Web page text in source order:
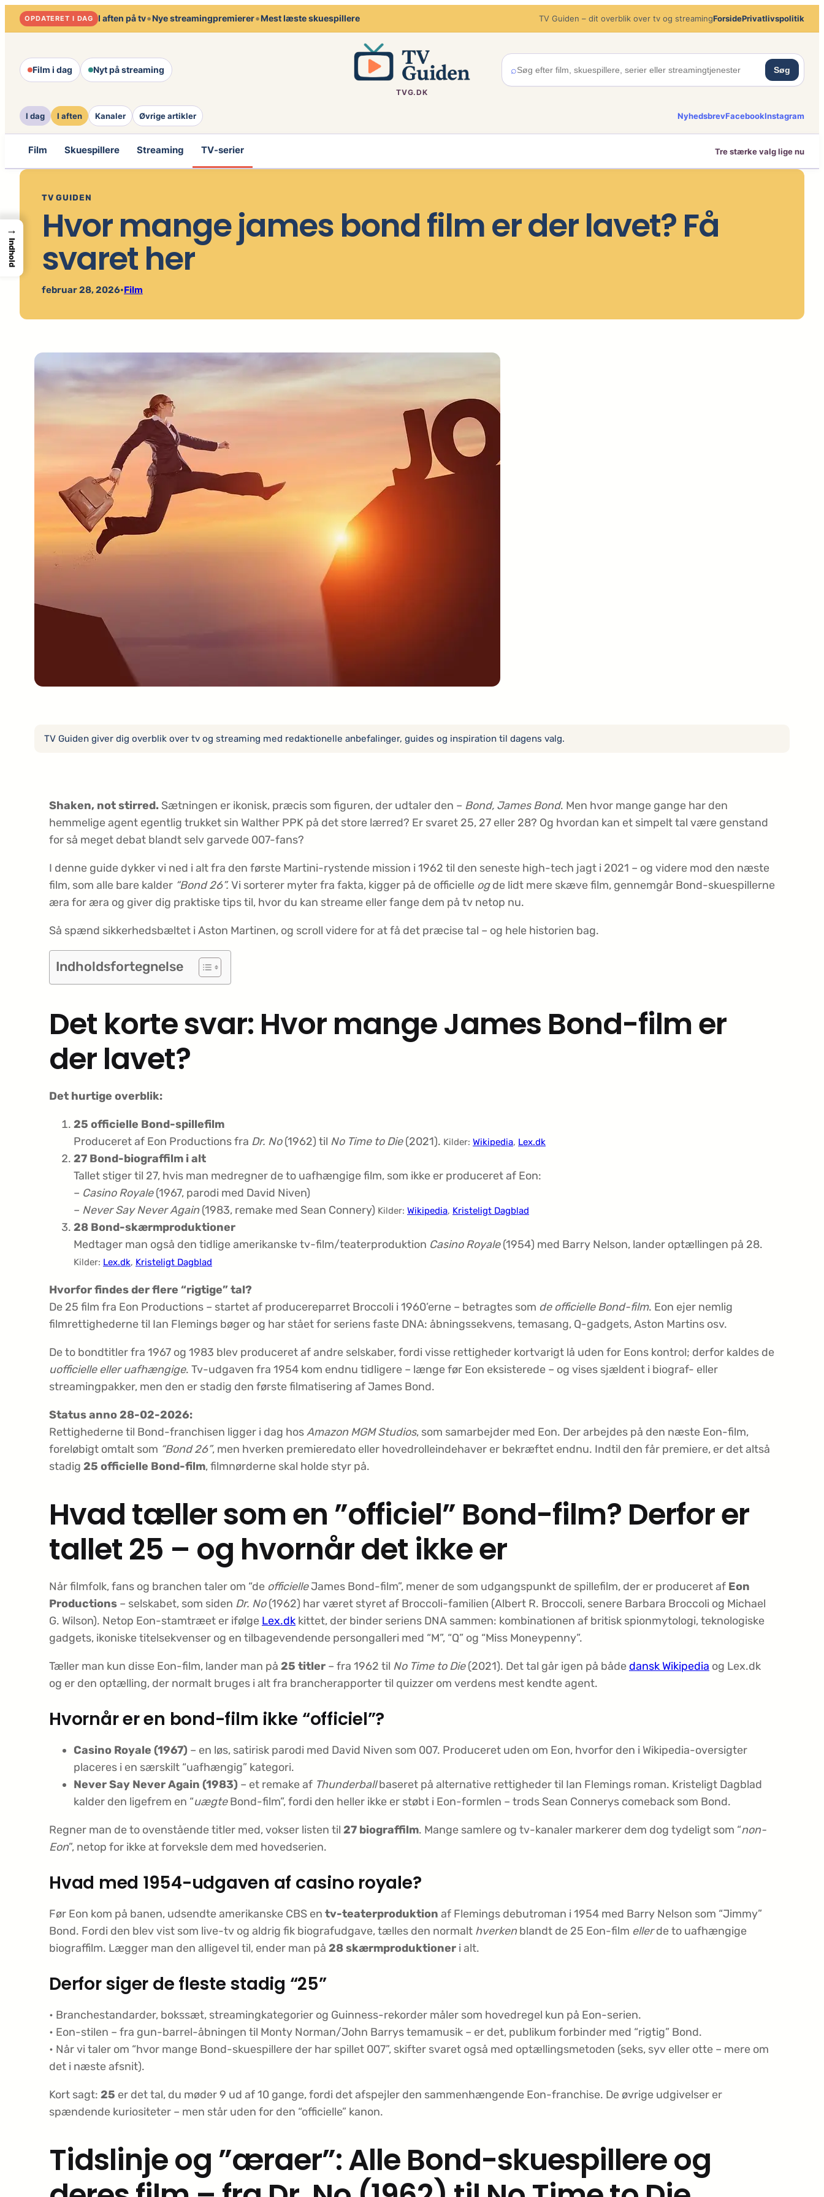
Spring
til
OPDATERET I DAG I aften på tv•Nye streamingpremierer•Mest læste skuespillere TV Guiden – dit overblik over tv og streamingForsidePrivatlivspolitik
Film i dag Nyt på streaming
TVG.DK
⌕ Søg
I dag I aften Kanaler Øvrige artikler NyhedsbrevFacebookInstagram
Film Skuespillere Streaming TV-serier Tre stærke valg lige nu
TV GUIDEN
Hvor mange james bond film er der lavet? Få
svaret her
februar 28, 2026•Film
TV Guiden giver dig overblik over tv og streaming med redaktionelle anbefalinger, guides og inspiration til dagens valg.
Shaken, not stirred. Sætningen er ikonisk, præcis som figuren, der udtaler den – Bond, James Bond. Men hvor mange gange har den
hemmelige agent egentlig trukket sin Walther PPK på det store lærred? Er svaret 25, 27 eller 28? Og hvordan kan et simpelt tal være genstand
for så meget debat blandt selv garvede 007-fans?
I denne guide dykker vi ned i alt fra den første Martini-rystende mission i 1962 til den seneste high-tech jagt i 2021 – og videre mod den næste
film, som alle bare kalder “Bond 26”.Vi sorterer myter fra fakta, kigger på de officielle ogde lidt mere skæve film, gennemgår Bond-skuespillerne
æra for æra og giver dig praktiske tips til, hvor du kan streame eller fange dem på tv netop nu.
Så spænd sikkerhedsbæltet i Aston Martinen, og scroll videre for at få det præcise tal – og hele historien bag.
Indholdsfortegnelse
Det korte svar: Hvor mange James Bond-film er
der lavet?
Det hurtige overblik:
25 officielle Bond-spillefilm
Produceret af Eon Productions fra Dr. No(1962) til No Time to Die(2021). Kilder: Wikipedia, Lex.dk
27 Bond-biograffilm i alt
Tallet stiger til 27, hvis man medregner de to uafhængige film, som ikke er produceret af Eon:
– Casino Royale(1967, parodi med David Niven)
– Never Say Never Again(1983, remake med Sean Connery) Kilder: Wikipedia, Kristeligt Dagblad
28 Bond-skærmproduktioner
Medtager man også den tidlige amerikanske tv-film/teaterproduktion Casino Royale(1954) med Barry Nelson, lander optællingen på 28.
Kilder: Lex.dk, Kristeligt Dagblad
Hvorfor findes der flere “rigtige” tal?
De 25 film fra Eon Productions – startet af producereparret Broccoli i 1960’erne – betragtes som de officielle Bond-film. Eon ejer nemlig
filmrettighederne til Ian Flemings bøger og har stået for seriens faste DNA: åbningssekvens, temasang, Q-gadgets, Aston Martins osv.
De to bondtitler fra 1967 og 1983 blev produceret af andre selskaber, fordi visse rettigheder kortvarigt lå uden for Eons kontrol; derfor kaldes de
uofficielle eller uafhængige. Tv-udgaven fra 1954 kom endnu tidligere – længe før Eon eksisterede – og vises sjældent i biograf- eller
streamingpakker, men den er stadig den første filmatisering af James Bond.
Status anno 28-02-2026:
Rettighederne til Bond-franchisen ligger i dag hosAmazon MGM Studios, som samarbejder med Eon. Der arbejdes på den næste Eon-film,
foreløbigt omtalt som “Bond 26”, men hverken premieredato eller hovedrolleindehaver er bekræftet endnu. Indtil den får premiere, er det altså
stadig 25 officielle Bond-film, filmnørderne skal holde styr på.
Hvad tæller som en ”officiel” Bond-film? Derfor er
tallet 25 – og hvornår det ikke er
Når filmfolk, fans og branchen taler om “de officielleJames Bond-film”, mener de som udgangspunkt de spillefilm, der er produceret af Eon
Productions – selskabet, som siden Dr. No(1962) har været styret af Broccoli-familien (Albert R. Broccoli, senere Barbara Broccoli og Michael
G. Wilson). Netop Eon-stamtræet er ifølge Lex.dk kittet, der binder seriens DNA sammen: kombinationen af britisk spionmytologi, teknologiske
gadgets, ikoniske titelsekvenser og en tilbagevendende persongalleri med “M”, “Q” og “Miss Moneypenny”.
Tæller man kun disse Eon-film, lander man på 25 titler – fra 1962 til No Time to Die(2021). Det tal går igen på både dansk Wikipedia og Lex.dk
og er den optælling, der normalt bruges i alt fra branche­rapporter til quizzer om verdens mest kendte agent.
Hvornår er en bond-film ikke “officiel”?
Casino Royale (1967) – en løs, satirisk parodi med David Niven som 007. Produceret uden om Eon, hvorfor den i Wikipedia-oversigter
placeres i en særskilt “uafhængig” kategori.
Never Say Never Again (1983) – et remake af Thunderballbaseret på alternative rettigheder til Ian Flemings roman. Kristeligt Dagblad
kalder den ligefrem en “uægteBond-film”, fordi den heller ikke er støbt i Eon-formlen – trods Sean Connerys comeback som Bond.
Regner man de to ovenstående titler med, vokser listen til 27 biograffilm. Mange samlere og tv-kanaler markerer dem dog tydeligt som “non-
Eon”, netop for ikke at forveksle dem med hovedserien.
Hvad med 1954-udgaven af casino royale?
Før Eon kom på banen, udsendte amerikanske CBS en tv-teaterproduktion af Flemings debutroman i 1954 med Barry Nelson som “Jimmy”
Bond. Fordi den blev vist som live-tv og aldrig fik biografudgave, tælles den normalt hverkenblandt de 25 Eon-film ellerde to uafhængige
biograffilm. Lægger man den alligevel til, ender man på 28 skærmproduktioner i alt.
Derfor siger de fleste stadig “25”
• Branchestandarder, bokssæt, streaming­kategorier og Guinness-rekorder måler som hovedregel kun på Eon-serien.
• Eon-stilen – fra gun-barrel-åbningen til Monty Norman/John Barrys temamusik – er det, publikum forbinder med “rigtig” Bond.
• Når vi taler om “hvor mange Bond-skuespillere der har spillet 007”, skifter svaret også med optællings­metoden (seks, syv eller otte – mere om
det i næste afsnit).
Kort sagt: 25 er det tal, du møder 9 ud af 10 gange, fordi det afspejler den sammenhængende Eon-franchise. De øvrige udgivelser er
spændende kuriositeter – men står uden for den “officielle” kanon.
Tidslinje og ”æraer”: Alle Bond-skuespillere og
→
Indhold